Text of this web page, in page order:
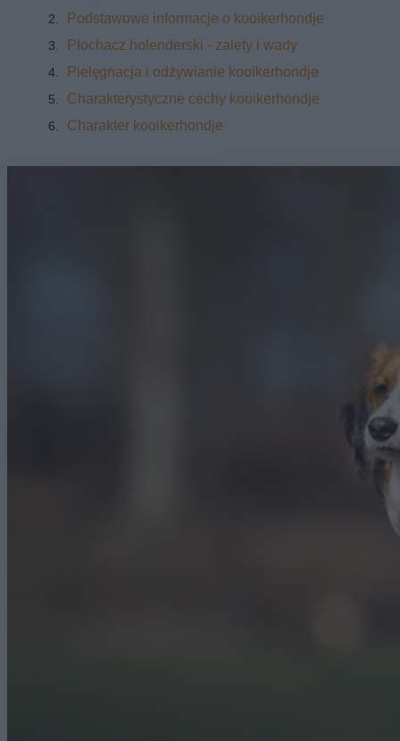
Podstawowe informacje o kooikerhondje
Płochacz holenderski - zalety i wady
Pielęgnacja i odżywianie kooikerhondje
Charakterystyczne cechy kooikerhondje
Charakter kooikerhondje